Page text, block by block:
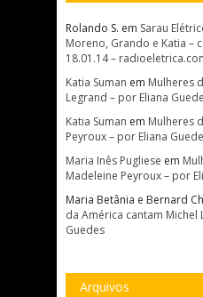
Rolando S. em Sarau
Moreno, Grando e Katia –
18.01.14 –
Katia Suman em Mulheres
Legrand – por Eliana
Katia Suman em Mulheres
Peyroux – por Eliana
Maria Inês Pugliese em
Madeleine Peyroux – por
Maria Betânia e Bernard
da América cantam Michel
Guedes
Arquivos